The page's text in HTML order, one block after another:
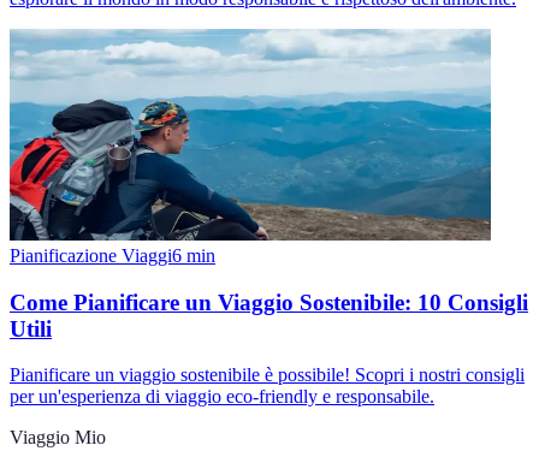
Pianificazione Viaggi6 min
Come Pianificare un Viaggio Sostenibile: 10 Consigli
Utili
Pianificare un viaggio sostenibile è possibile! Scopri i nostri consigli
per un'esperienza di viaggio eco-friendly e responsabile.
Viaggio Mio